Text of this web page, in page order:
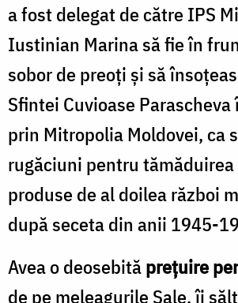
a fost delegat de către IPS
Iustinian Marina să fie în
sobor de preoţi şi să
Sfintei Cuvioase
prin Mitropolia Moldovei, ca
rugăciuni pentru
produse de al doilea război
după seceta din anii 1945-
Avea o deosebităpreţuire
de pe meleagurile Sale, îi